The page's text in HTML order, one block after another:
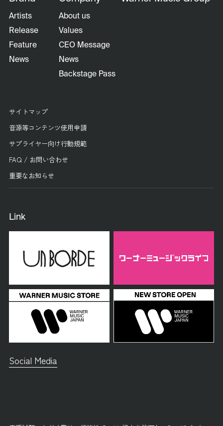
Artists
Release
Feature
News
About us
Values
CEO Message
News
Backstage Pass
サイトマップ
音源等コンテンツ使用申請
サプライヤー向け行動規範
FAQ / お問い合わせ
重要なお知らせ
Link
Social Media